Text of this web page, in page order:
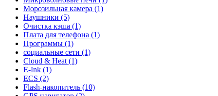
Морозильная камера (1)
Наушники (5)
Очистка кэша (1)
Плата для телефона (1)
Программы (1)
социальные сети (1)
Cloud & Heat (1)
E-Ink (1)
ECS (2)
Flash-накопитель (10)